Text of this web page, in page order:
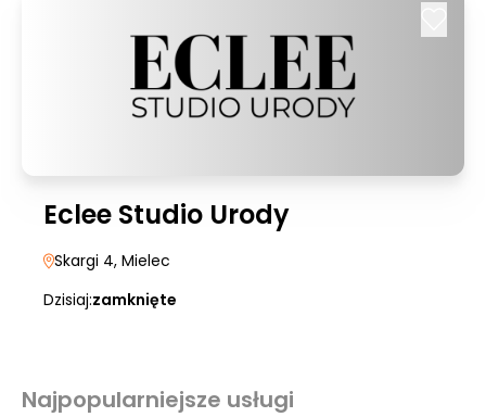
Eclee Studio Urody
Skargi 4, Mielec
Dzisiaj:zamknięte
Najpopularniejsze usługi